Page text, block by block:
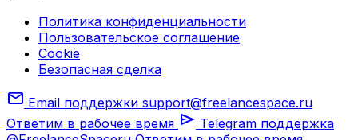
Политика конфиденциальности
Пользовательское соглашение
Cookie
Безопасная сделка
mail Email поддержки support@freelancespace.ru
Ответим в рабочее время send Telegram поддержка